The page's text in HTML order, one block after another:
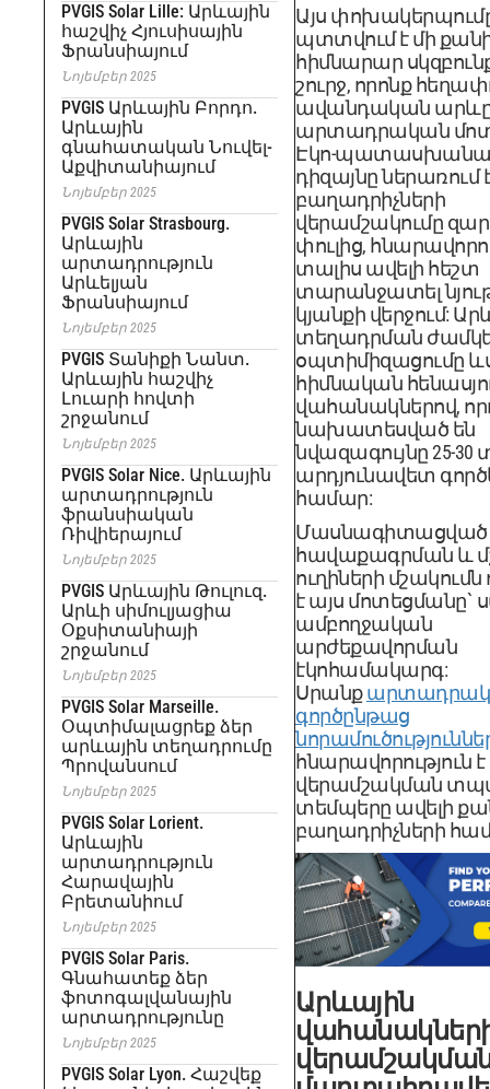
PVGIS Solar Lille: Արևային
հաշվիչ Հյուսիսային
Ֆրանսիայում
Նոյեմբեր 2025
PVGIS Արևային Բորդո.
Արևային
գնահատական ​​Նուվել-
Աքվիտանիայում
Նոյեմբեր 2025
PVGIS Solar Strasbourg.
Արևային
արտադրություն
Արևելյան
Ֆրանսիայում
Նոյեմբեր 2025
PVGIS Տանիքի Նանտ.
Արևային հաշվիչ
Լուարի հովտի
շրջանում
Նոյեմբեր 2025
PVGIS Solar Nice. Արևային
արտադրություն
ֆրանսիական
Ռիվիերայում
Նոյեմբեր 2025
PVGIS Արևային Թուլուզ.
Արևի սիմուլյացիա
Օքսիտանիայի
շրջանում
Նոյեմբեր 2025
PVGIS Solar Marseille.
Օպտիմալացրեք ձեր
արևային տեղադրումը
Պրովանսում
Նոյեմբեր 2025
PVGIS Solar Lorient.
Արևային
արտադրություն
Հարավային
Բրետանիում
Նոյեմբեր 2025
PVGIS Solar Paris.
Գնահատեք ձեր
ֆոտոգալվանային
արտադրությունը
Նոյեմբեր 2025
PVGIS Solar Lyon. Հաշվեք
Այս
պտտվում է մի
հիմնարար
շուրջ, որոնք
ավանդական
արտադրական
Էկո-
դիզայնը ներառում
բաղադրիչների
վերամշակումը
փուլից,
տալիս ավելի հեշտ
տարանջատել
կյանքի վերջում:
տեղադրման
օպտիմիզացումը
հիմնական
վահանակներով,
նախատեսված են
նվազագույնը 25-30
արդյունավետ
համար:
Մասնագիտացված
հավաքագրման և
ուղիների մշակումն
է այս մոտեցմանը`
ամբողջական
արժեքավորման
էկոհամակարգ:
Սրանք
գործընթաց
հնարավորություն
վերամշակման
տեմպերը ավելի քան
բաղադրիչների
Արևային